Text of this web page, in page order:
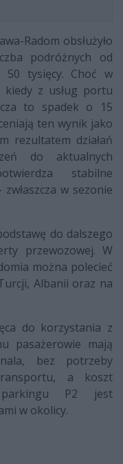
Radom obsłużyło
podróżnych od
50 tysięcy. Choć w
z usług portu
to spadek o 15
ten wynik jako
rezultatem działań
do aktualnych
stabilne
w sezonie
do dalszego
przewozowej. W
można polecieć
Albanii oraz na
do korzystania z
pasażerowie mają
bez potrzeby
a koszt
P2 jest
w okolicy.